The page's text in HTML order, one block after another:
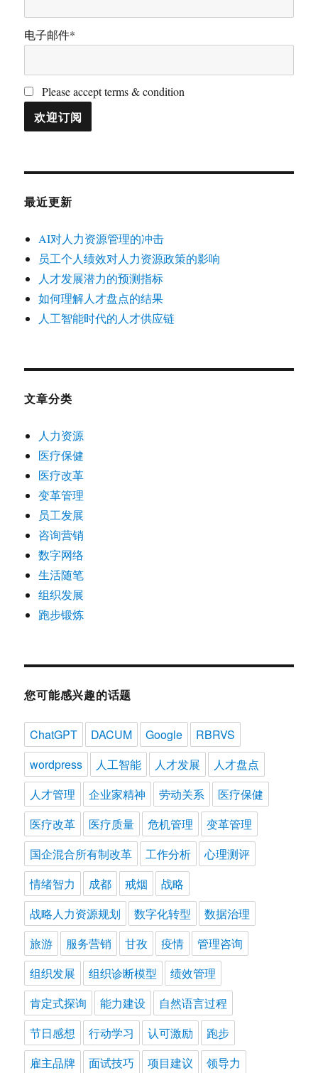
电子邮件*
Please accept terms & condition
最近更新
AI对人力资源管理的冲击
员工个人绩效对人力资源政策的影响
人才发展潜力的预测指标
如何理解人才盘点的结果
人工智能时代的人才供应链
文章分类
人力资源
医疗保健
医疗改革
变革管理
员工发展
咨询营销
数字网络
生活随笔
组织发展
跑步锻炼
您可能感兴趣的话题
ChatGPT DACUM Google
RBRVS
wordpress
人工智能 人才发展
人才盘点
人才管理
企业家精神 劳动关系
医疗保健
医疗改革
医疗质量 危机管理
变革管理
国企混合所有制改革
工作分析
心理测评
情绪智力
成都 戒烟
战略
战略人力资源规划
数字化转型
数据治理
旅游
服务营销 甘孜 疫情
管理咨询
组织发展
组织诊断模型
绩效管理
肯定式探询
能力建设
自然语言过程
节日感想
行动学习 认可激励
跑步
雇主品牌
面试技巧 项目建议 领导力